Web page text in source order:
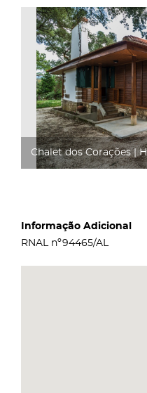
Chalet dos Corações |
Informação Adicional
RNAL nº94465/AL